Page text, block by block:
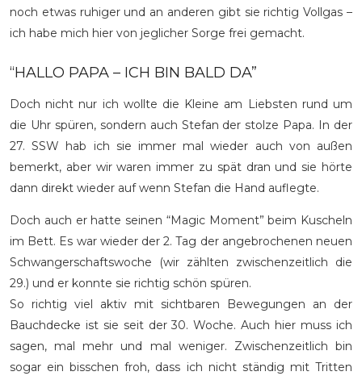
noch etwas ruhiger und an anderen gibt sie richtig Vollgas –
ich habe mich hier von jeglicher Sorge frei gemacht.
“HALLO PAPA – ICH BIN BALD DA”
Doch nicht nur ich wollte die Kleine am Liebsten rund um
die Uhr spüren, sondern auch Stefan der stolze Papa. In der
27. SSW hab ich sie immer mal wieder auch von außen
bemerkt, aber wir waren immer zu spät dran und sie hörte
dann direkt wieder auf wenn Stefan die Hand auflegte.
Doch auch er hatte seinen “Magic Moment” beim Kuscheln
im Bett. Es war wieder der 2. Tag der angebrochenen neuen
Schwangerschaftswoche (wir zählten zwischenzeitlich die
29.) und er konnte sie richtig schön spüren.
So richtig viel aktiv mit sichtbaren Bewegungen an der
Bauchdecke ist sie seit der 30. Woche. Auch hier muss ich
sagen, mal mehr und mal weniger. Zwischenzeitlich bin
sogar ein bisschen froh, dass ich nicht ständig mit Tritten